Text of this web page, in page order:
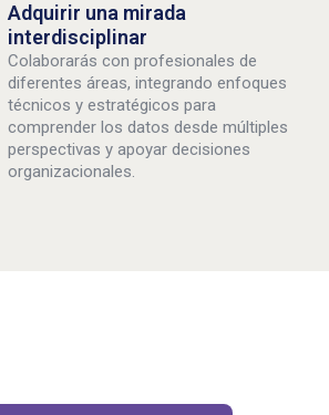
Adquirir una mirada
interdisciplinar
Colaborarás con profesionales de
diferentes áreas, integrando enfoques
técnicos y estratégicos para
comprender los datos desde múltiples
perspectivas y apoyar decisiones
organizacionales.